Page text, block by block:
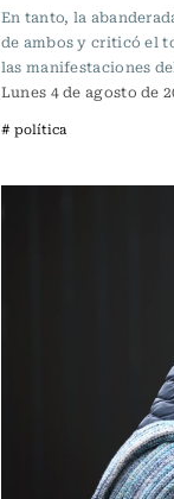
En tanto, la
de ambos y criticó el
las manifestaciones
Lunes 4 de agosto de
# política